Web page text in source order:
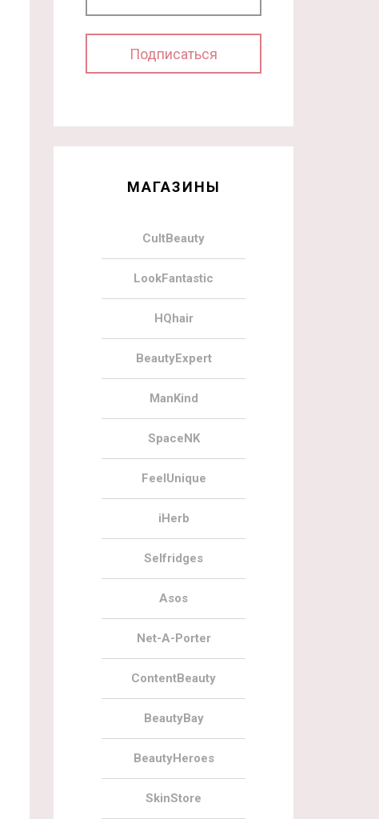
МАГАЗИНЫ
CultBeauty
LookFantastic
HQhair
BeautyExpert
ManKind
SpaceNK
FeelUnique
iHerb
Selfridges
Asos
Net-A-Porter
ContentBeauty
BeautyBay
BeautyHeroes
SkinStore